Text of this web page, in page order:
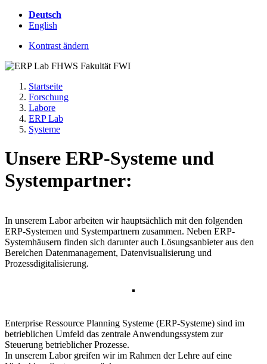
Deutsch
English
Kontrast ändern
Startseite
Forschung
Labore
ERP Lab
Systeme
Unsere ERP-Systeme und
Systempartner:
In unserem Labor arbeiten wir hauptsächlich mit den folgenden
ERP-Systemen und Systempartnern zusammen. Neben ERP-
Systemhäusern finden sich darunter auch Lösungsanbieter aus den
Bereichen Datenmanagement, Datenvisualisierung und
Prozessdigitalisierung.
Enterprise Ressource Planning Systeme (ERP-Systeme) sind im
betrieblichen Umfeld das zentrale Anwendungssystem zur
Steuerung betrieblicher Prozesse.
In unserem Labor greifen wir im Rahmen der Lehre auf eine